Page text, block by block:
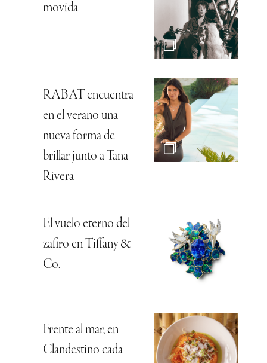
movida
RABAT encuentra
en el verano una
nueva forma de
brillar junto a Tana
Rivera
El vuelo eterno del
zafiro en Tiffany &
Co.
Frente al mar, en
Clandestino cada